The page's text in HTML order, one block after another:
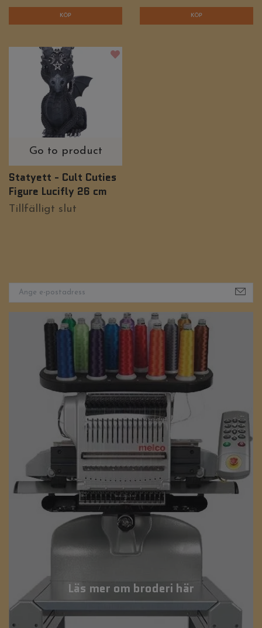
Läs mer om broderi här
Go to product
Statyett - Cult Cuties
Figure Lucifly 26 cm
Tillfälligt slut